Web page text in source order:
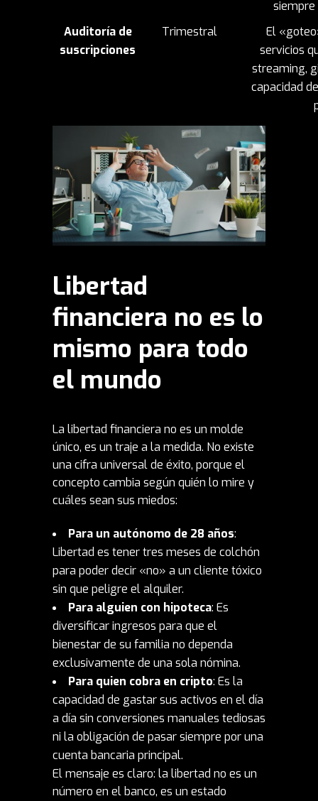
siempre
Auditoría de
suscripciones
Trimestral
El
servicios
streaming,
capacidad
Libertad
financiera no es lo
mismo para todo
el mundo
La libertad financiera no es un molde
único, es un traje a la medida. No existe
una cifra universal de éxito, porque el
concepto cambia según quién lo mire y
cuáles sean sus miedos:
Para un autónomo de 28 años:
Libertad es tener tres meses de colchón
para poder decir «no» a un cliente tóxico
sin que peligre el alquiler.
Para alguien con hipoteca: Es
diversificar ingresos para que el
bienestar de su familia no dependa
exclusivamente de una sola nómina.
Para quien cobra en cripto: Es la
capacidad de gastar sus activos en el día
a día sin conversiones manuales tediosas
ni la obligación de pasar siempre por una
cuenta bancaria principal.
El mensaje es claro: la libertad no es un
número en el banco, es un estado